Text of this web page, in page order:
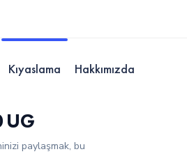
Kıyaslama Hakkımızda
UG
paylaşmak, bu